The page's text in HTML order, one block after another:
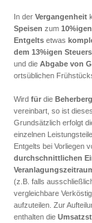
In der Vergangenheit
Speisen zum
Entgelts etwas
dem 13%igen
und die Abgabe von
ortsüblichen
Wird für die
vereinbart, so ist
Grundsätzlich erfolgt
einzelnen Leistungsteile.
Entgelts bei Vorliegen
durchschnittlichen
(z.B. falls
vergleichbare
aufzuteilen. Zur
enthalten die